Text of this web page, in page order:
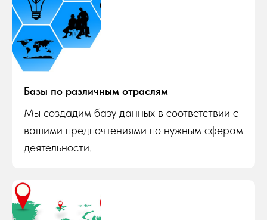
Базы по различным отраслям
Мы создадим базу данных в соответствии с
вашими предпочтениями по нужным сферам
деятельности.